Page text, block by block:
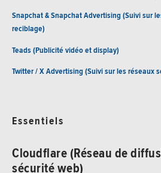
Snapchat & Snapchat Advertising (Suivi sur
reciblage)
Teads (Publicité vidéo et display)
Twitter / X Advertising (Suivi sur les réseaux
Essentiels
Cloudflare (Réseau de
sécurité web)